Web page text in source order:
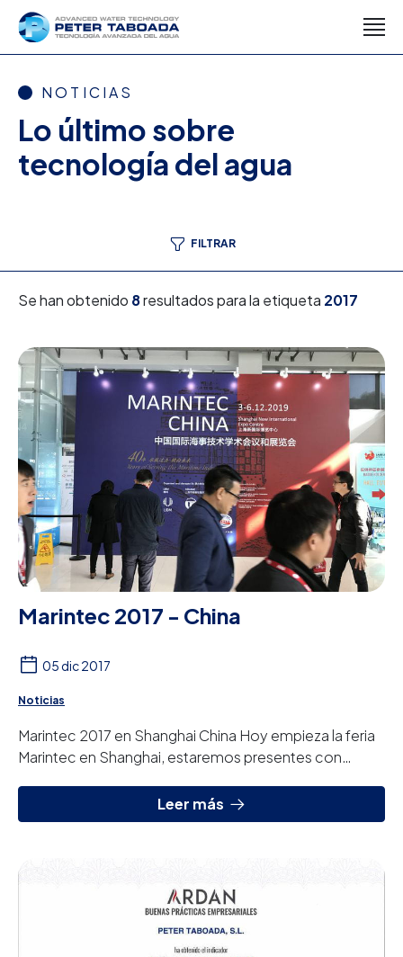
NOTICIAS
Lo último sobre
tecnología del agua
FILTRAR
Se han obtenido 8resultados para la etiqueta 2017
Marintec 2017 - China
05 dic 2017
Noticias
Marintec 2017 en Shanghai China Hoy empieza la feria
Marintec en Shanghai, estaremos presentes con
Leer más